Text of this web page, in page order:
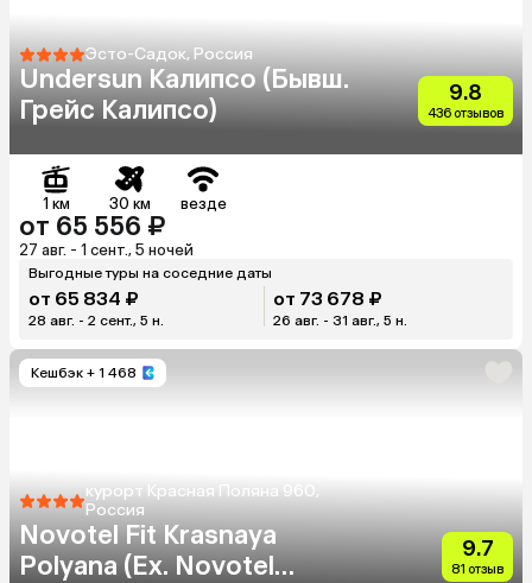
Эсто-Садок, Россия
Undersun Калипсо (Бывш.
Грейс Калипсо)
9.8
436 отзывов
1 км 30 км везде
от 65 556 ₽
27 авг. - 1 сент., 5 ночей
Выгодные туры на соседние даты
от 65 834 ₽
28 авг. - 2 сент., 5 н.
от 73 678 ₽
26 авг. - 31 авг., 5 н.
Кешбэк + 1 468
курорт Красная Поляна 960,
Россия
Novotel Fit Krasnaya
Polyana (Ex. Novotel
9.7
81 отзыв